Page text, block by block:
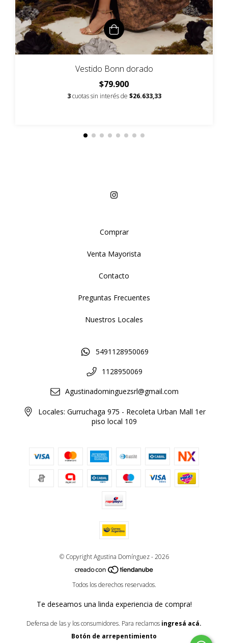
Vestido Bonn dorado
$79.900
3 cuotas sin interés de $26.633,33
Comprar
Venta Mayorista
Contacto
Preguntas Frecuentes
Nuestros Locales
5491128950069
1128950069
Agustinadominguezsrl@gmail.com
Locales: Gurruchaga 975 - Recoleta Urban Mall 1er
piso local 109
© Copyright Agustina Domínguez - 2026
Todos los derechos reservados.
Te deseamos una linda experiencia de compra!
Defensa de las y los consumidores. Para reclamos ingresá acá.
Botón de arrepentimiento